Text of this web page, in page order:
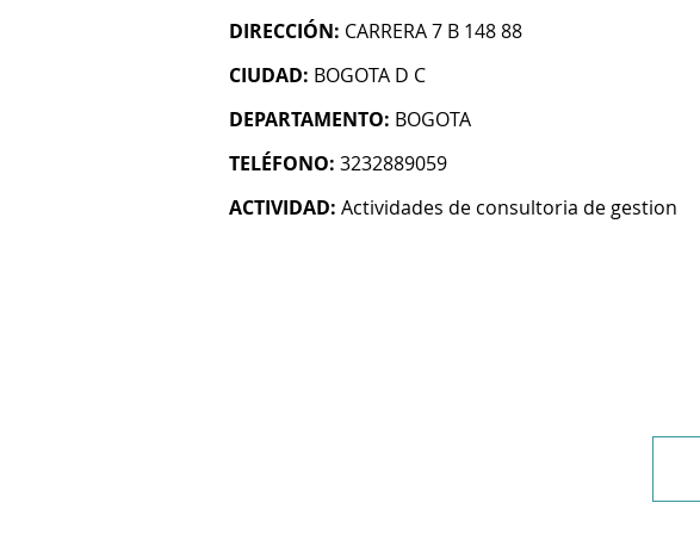
DIRECCIÓN: CARRERA 7 B 148 88
CIUDAD: BOGOTA D C
DEPARTAMENTO: BOGOTA
TELÉFONO: 3232889059
ACTIVIDAD: Actividades de consultoria de gestion